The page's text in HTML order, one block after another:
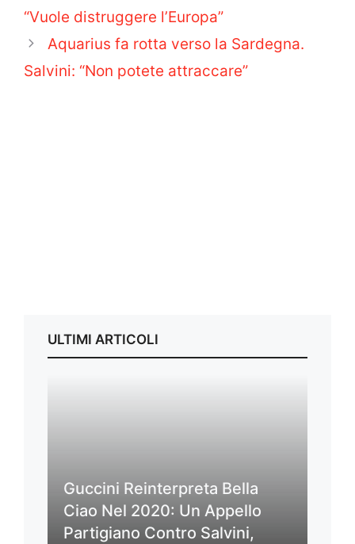
“Vuole distruggere l’Europa”
Aquarius fa rotta verso la Sardegna.
Salvini: “Non potete attraccare”
ULTIMI ARTICOLI
Guccini Reinterpreta Bella
Ciao Nel 2020: Un Appello
Partigiano Contro Salvini,